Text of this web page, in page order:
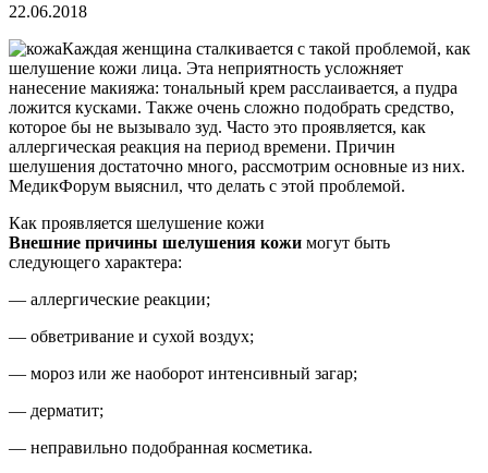
22.06.2018
Каждая женщина сталкивается с такой проблемой, как
шелушение кожи лица. Эта неприятность усложняет
нанесение макияжа: тональный крем расслаивается, а пудра
ложится кусками. Также очень сложно подобрать средство,
которое бы не вызывало зуд. Часто это проявляется, как
аллергическая реакция на период времени. Причин
шелушения достаточно много, рассмотрим основные из них.
МедикФорум выяснил, что делать с этой проблемой.
Как проявляется шелушение кожи
Внешние причины шелушения кожи могут быть
следующего характера:
— аллергические реакции;
— обветривание и сухой воздух;
— мороз или же наоборот интенсивный загар;
— дерматит;
— неправильно подобранная косметика.